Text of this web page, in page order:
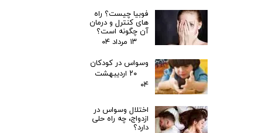
فوبیا چیست؟ راه
های کنترل و درمان
آن چگونه است؟
۱۳ مرداد ۰۴
وسواس در کودکان
۲۰ اردیبهشت
۰۴
اختلال وسواس در
ازدواج، چه راه حلی
دارد؟